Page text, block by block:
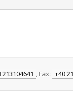
213104641 , Fax: +40